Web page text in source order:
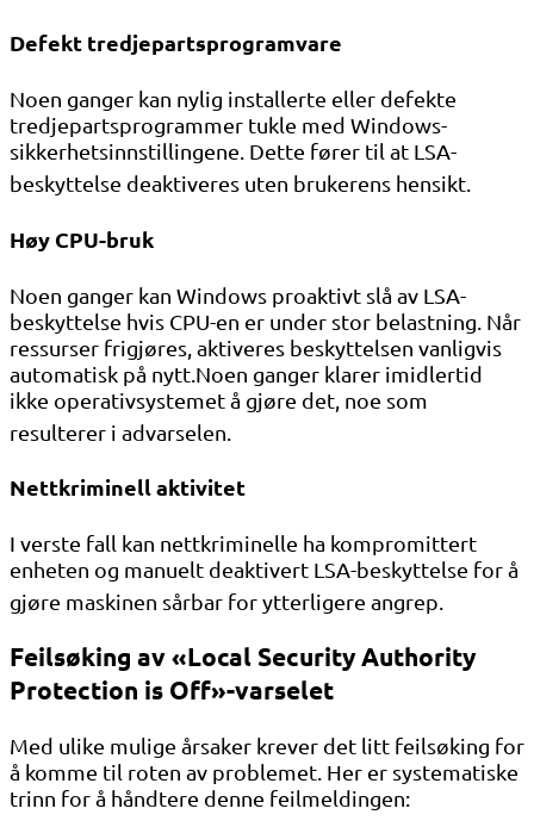
Defekt tredjepartsprogramvare
Noen ganger kan nylig installerte eller defekte
tredjepartsprogrammer tukle med Windows-
sikkerhetsinnstillingene. Dette fører til at LSA-
beskyttelse deaktiveres uten brukerens hensikt
Høy CPU-bruk
Noen ganger kan Windows proaktivt slå av LSA-
beskyttelse hvis CPU-en er under stor belastning. Når
ressurser frigjøres, aktiveres beskyttelsen vanligvis
automatisk på nytt.Noen ganger klarer imidlertid
ikke operativsystemet å gjøre det, noe som
resulterer i advarselen
Nettkriminell aktivitet
I verste fall kan nettkriminelle ha kompromittert
enheten og manuelt deaktivert LSA-beskyttelse for å
gjøre maskinen sårbar for ytterligere angrep.
Feilsøking av «Local Security Authority
Protection is Off»-varselet
Med ulike mulige årsaker krever det litt feilsøking for
å komme til roten av problemet. Her er systematiske
trinn for å håndtere denne feilmeldingen: